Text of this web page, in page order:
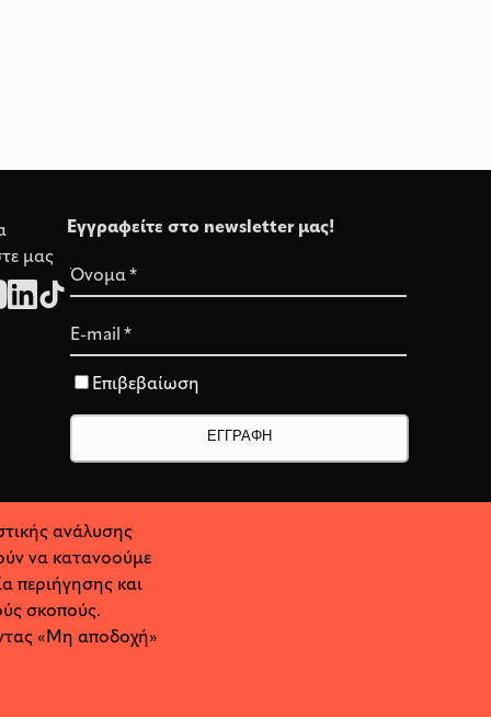
μας
Εγγραφείτε στο newsletter μας!
Όνομα*
E-mail *
Επιβεβαίωση
ανάλυσης
να κατανοούμε
περιήγησης και
σκοπούς.
«Μη αποδοχή»